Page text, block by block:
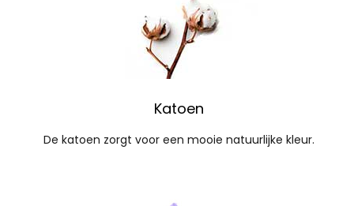
Katoen
De katoen zorgt voor een mooie natuurlijke kleur.